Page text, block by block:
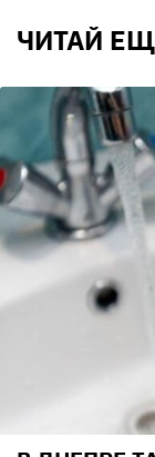
ЧИТАЙ